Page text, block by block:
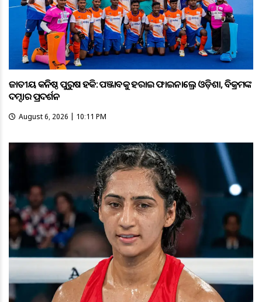
ଜାତୀୟ କନିଷ୍ଠ ପୁରୁଷ ହକି: ପଞ୍ଜାବକୁ ହରାଇ ଫାଇନାଲ୍ରେ ଓଡ଼ିଶା, ବିକ୍ରମଙ୍କ
ଦମ୍ଦାର ପ୍ରଦର୍ଶନ
August 6, 2026 | 10:11 PM